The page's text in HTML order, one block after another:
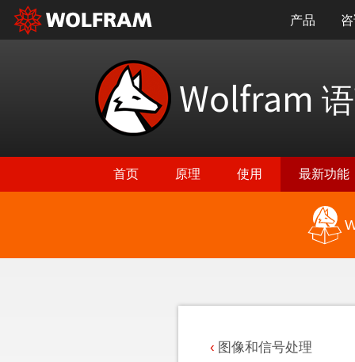
产品
Wolfram
首页 原理 使用 最新功能
图像和信号处理